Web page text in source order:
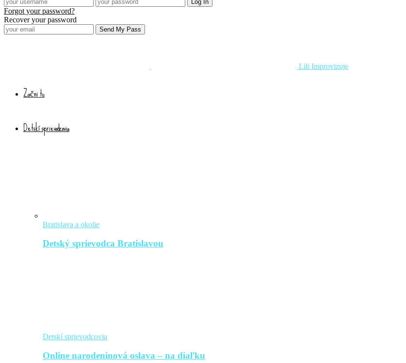
Forgot your password?
Recover your password
Lili Improvizuje
Začni tu
Detskí sprievodcovia
Bratislava a okolie
Detský sprievodca Bratislavou
Detskí sprievodcovia
Online narodeninová oslava – na diaľku